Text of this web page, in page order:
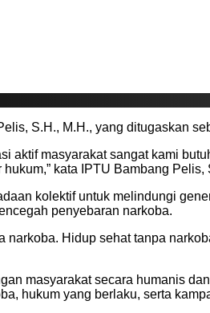
S.H., M.H., yang ditugaskan
aktif masyarakat sangat kami
kata IPTU Bambang
kolektif untuk melindungi
penyebaran narkoba.
narkoba. Hidup sehat tanpa
masyarakat secara humanis
hukum yang berlaku, serta